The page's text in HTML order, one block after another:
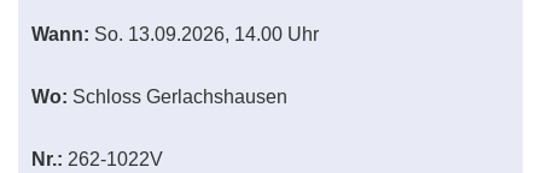
Wann: So. 13.09.2026, 14.00 Uhr
Wo: Schloss Gerlachshausen
Nr.: 262-1022V